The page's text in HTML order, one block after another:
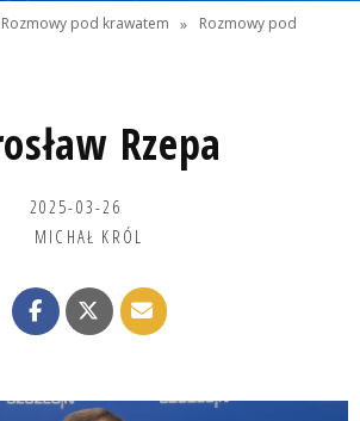
Rozmowy pod krawatem »
Rozmowy pod
Rzepa
2025-03-26
MICHAŁ KRÓL